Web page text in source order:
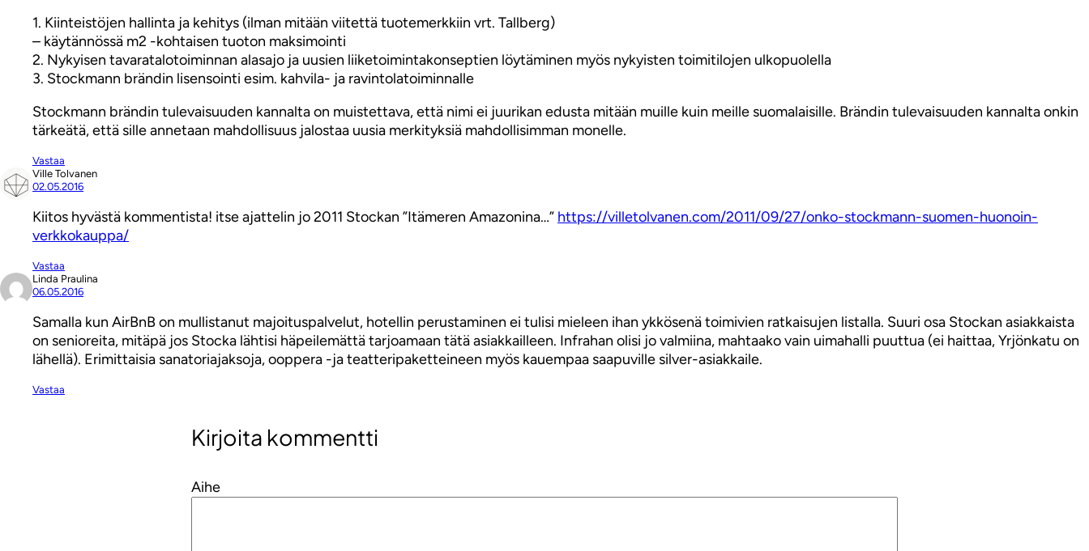
1. Kiinteistöjen hallinta ja kehitys (ilman mitään viitettä tuotemerkkiin vrt. Tallberg)
– käytännössä m2 -kohtaisen tuoton maksimointi
2. Nykyisen tavaratalotoiminnan alasajo ja uusien liiketoimintakonseptien löytäminen myös nykyisten toimitilojen ulkopuolella
3. Stockmann brändin lisensointi esim. kahvila- ja ravintolatoiminnalle
Stockmann brändin tulevaisuuden kannalta on muistettava, että nimi ei juurikan edusta mitään muille kuin meille suomalaisille. Brändin tulevaisuuden kannalta onkin
tärkeätä, että sille annetaan mahdollisuus jalostaa uusia merkityksiä mahdollisimman monelle.
Vastaa
Ville Tolvanen
02.05.2016
Kiitos hyvästä kommentista! itse ajattelin jo 2011 Stockan ”Itämeren Amazonina…” https://villetolvanen.com/2011/09/27/onko-stockmann-suomen-huonoin-
verkkokauppa/
Vastaa
Linda Praulina
06.05.2016
Samalla kun AirBnB on mullistanut majoituspalvelut, hotellin perustaminen ei tulisi mieleen ihan ykkösenä toimivien ratkaisujen listalla. Suuri osa Stockan asiakkaista
on senioreita, mitäpä jos Stocka lähtisi häpeilemättä tarjoamaan tätä asiakkailleen. Infrahan olisi jo valmiina, mahtaako vain uimahalli puuttua (ei haittaa, Yrjönkatu on
lähellä). Erimittaisia sanatoriajaksoja, ooppera -ja teatteripaketteineen myös kauempaa saapuville silver-asiakkaile.
Vastaa
Kirjoita kommentti
Aihe